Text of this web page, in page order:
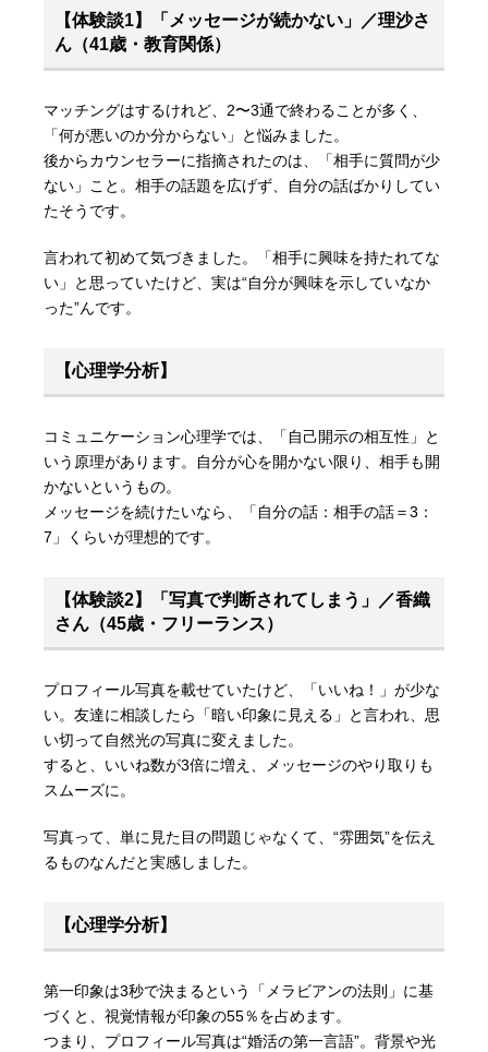
【体験談1】「メッセージが続かない」／理沙さ
ん（41歳・教育関係）
マッチングはするけれど、2〜3通で終わることが多く、
「何が悪いのか分からない」と悩みました。
後からカウンセラーに指摘されたのは、「相手に質問が少
ない」こと。相手の話題を広げず、自分の話ばかりしてい
たそうです。
言われて初めて気づきました。「相手に興味を持たれてな
い」と思っていたけど、実は“自分が興味を示していなか
った”んです。
【心理学分析】
コミュニケーション心理学では、「自己開示の相互性」と
いう原理があります。自分が心を開かない限り、相手も開
かないというもの。
メッセージを続けたいなら、「自分の話：相手の話＝3：
7」くらいが理想的です。
【体験談2】「写真で判断されてしまう」／香織
さん（45歳・フリーランス）
プロフィール写真を載せていたけど、「いいね！」が少な
い。友達に相談したら「暗い印象に見える」と言われ、思
い切って自然光の写真に変えました。
すると、いいね数が3倍に増え、メッセージのやり取りも
スムーズに。
写真って、単に見た目の問題じゃなくて、“雰囲気”を伝え
るものなんだと実感しました。
【心理学分析】
第一印象は3秒で決まるという「メラビアンの法則」に基
づくと、視覚情報が印象の55％を占めます。
つまり、プロフィール写真は“婚活の第一言語”。背景や光